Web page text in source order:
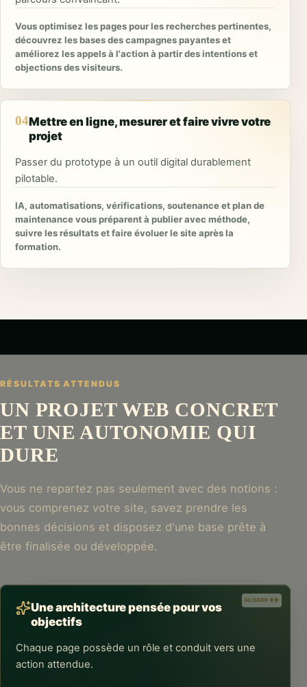
Vous optimisez les pages pour les recherches pertinentes,
découvrez les bases des campagnes payantes et
améliorez les appels à l'action à partir des intentions et
objections des visiteurs.
04Mettre en ligne, mesurer et faire vivre votre
projet
Passer du prototype à un outil digital durablement
pilotable.
IA, automatisations, vérifications, soutenance et plan de
maintenance vous préparent à publier avec méthode,
suivre les résultats et faire évoluer le site après la
formation.
RÉSULTATS ATTENDUS
UN PROJET WEB CONCRET
ET UNE AUTONOMIE QUI
DURE
Vous ne repartez pas seulement avec des notions :
vous comprenez votre site, savez prendre les
bonnes décisions et disposez d'une base prête à
être finalisée ou développée.
GLISSER
Une architecture pensée pour vos
objectifs
Chaque page possède un rôle et conduit vers une
action attendue.
GLISSER